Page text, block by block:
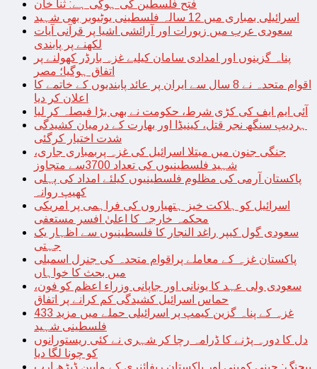
فتح فلسطین کی ہوگی ہے: ثنا خان
اسرائیلی بمباری میں 12 سالہ فلسطینی یوٹیوبر بھی شہید
سعودی عرب میں زیورات اور آرائشی اشیا پر قرآنی آیات
لکھنے پر پابندی
پناہ گزینوں اور امدادی سامان کیلیے غزہ بارڈر کھولنے پر
اتفاق ہوگیا؛ مصر
اقوام متحدہ نے 8 سال سے ایران پر عائد پابندیوں کے خاتمے کا
اعلان کر دیا
آئی ایم ایف کی کڑی شرط، حکومت نے بھی بڑا فیصلہ کر لیا
ہردیپ سنگھ نجر قتل، کینیڈا اور بھارت کے درمیان کشیدگی
شدت اختیار کرگئی
جنگی جنون میں مبتلا اسرائیل کی غزہ پربمباری جاری،
شہید فلسطینیوں کی تعداد 3700سے متجاوز
پاکستان آرمی کی مظلوم فلسطینیوں کیلئے امداد کی پہلی
کھیپ روانہ
اسرائیل کو ہلاکت خیز ہتھیاروں کی فراہمی پر امریکی
محکمہ خارجہ کا اعلیٰ افسر مستعفی
سعودی گول کیپر راغد النجار کا فلسطینیوں سے اظہار یک
جہتی
پاکستان غزہ کے معاملے پراقوام متحدہ کی جنرل اسمبلی
میں بحث کا خواہاں
سعودی ولی عہد کا یونانی اور جاپانی وزراء اعظم کو فون،
حماس اسرائیل کشیدگی کم کرانے پر اتفاق
غزہ کے پناہ گزین کیمپ پر اسرائیلی حملے میں مزید 433
فلسطینی شہید
دل کا دورہ پڑنے کا ڈرامہ رچا کر شہری نے کئی ریستورانوں
کو چونا لگا دیا
بیجنگ: چینی کمپنی اور پاکستان ریفائنری کے مابین ڈیڑھ ارب